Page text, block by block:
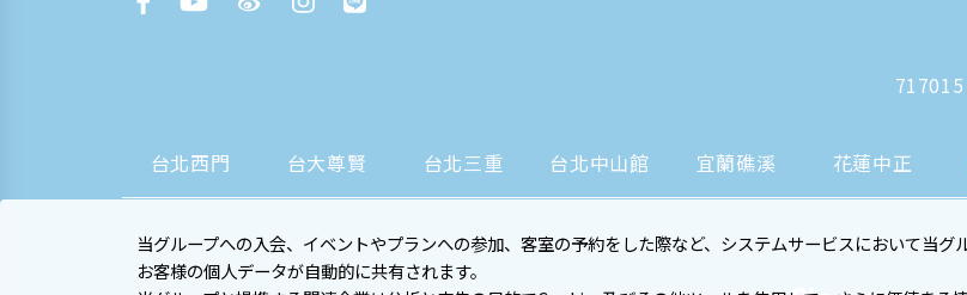
台北西門 台大尊賢 台北三重 台北中山館 宜蘭礁溪 花蓮中正
当グループへの入会、イベントやプランへの参加、客室の予約をした際など、システムサービスにおいて当グ
お客様の個人データが自動的に共有されます。